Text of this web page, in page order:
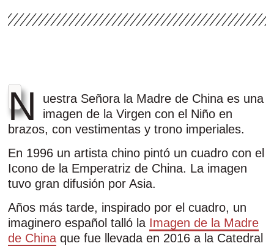
N
uestra Señora la Madre de China es una
imagen de la Virgen con el Niño en
brazos, con vestimentas y trono imperiales.
En 1996 un artista chino pintó un cuadro con el
Icono de la Emperatriz de China. La imagen
tuvo gran difusión por Asia.
Años más tarde, inspirado por el cuadro, un
imaginero español talló la Imagen de la Madre
de China que fue llevada en 2016 a la Catedral